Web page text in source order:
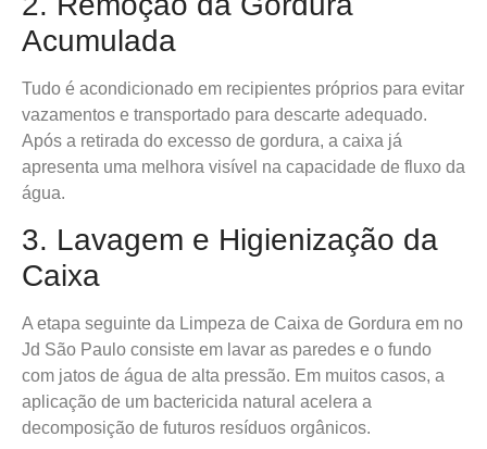
Acumulada
Tudo é acondicionado em recipientes próprios para evitar
vazamentos e transportado para descarte adequado.
Após a retirada do excesso de gordura, a caixa já
apresenta uma melhora visível na capacidade de fluxo da
água.
3. Lavagem e Higienização da
Caixa
A etapa seguinte da Limpeza de Caixa de Gordura em no
Jd São Paulo consiste em lavar as paredes e o fundo
com jatos de água de alta pressão. Em muitos casos, a
aplicação de um bactericida natural acelera a
decomposição de futuros resíduos orgânicos.